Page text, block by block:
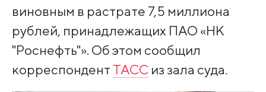
виновным в растрате 7,5 миллиона
рублей, принадлежащих ПАО «НК
"Роснефть"». Об этом сообщил
корреспондент ТАССиз зала суда.